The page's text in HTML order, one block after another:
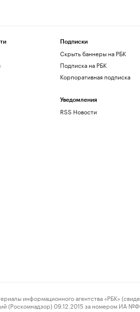
Подписки
Скрыть баннеры на РБК
Подписка на РБК
Корпоративная подписка
Уведомления
RSS Новости
агентства «РБК»
(Роскомнадзор) 09.12.2015 за номером ИА